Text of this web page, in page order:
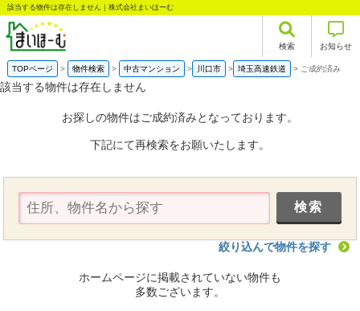
該当する物件は存在しません｜株式会社まいほーむ
検索 お知らせ
TOPページ 物件検索 中古マンション 川口市 埼玉高速鉄道 ご成約済み
該当する物件は存在しません
お探しの物件はご成約済みとなっております。
下記にて再検索をお願いたします。
絞り込んで物件を探す
ホームページに掲載されていない物件も
多数ございます。